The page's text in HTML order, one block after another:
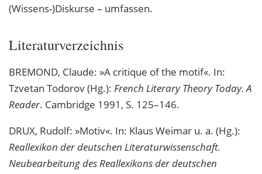
(Wissens-)Diskurse – umfassen.
Literaturverzeichnis
BREMOND, Claude: »A critique of the motif«. In:
Tzvetan Todorov (Hg.): French Literary Theory Today. A
Reader. Cambridge 1991, S. 125–146.
DRUX, Rudolf: »Motiv«. In: Klaus Weimar u. a. (Hg.):
Reallexikon der deutschen Literaturwissenschaft.
Neubearbeitung des Reallexikons der deutschen